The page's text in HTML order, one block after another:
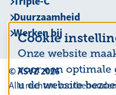
Cookie
Onze website
voor een
u de website
Duurzaamheid
Werken bij
© ASVZ 2026
Alle rechten